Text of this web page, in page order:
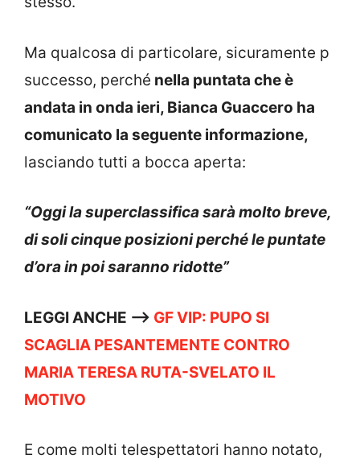
Ma qualcosa di particolare, sicuramente p
successo, perché nella puntata che è
andata in onda ieri, Bianca Guaccero ha
comunicato la seguente informazione,
lasciando tutti a bocca aperta:
“Oggi la superclassifica sarà molto breve,
di soli cinque posizioni perché le puntate
d’ora in poi saranno ridotte”
LEGGI ANCHE —-> GF VIP: PUPO SI
SCAGLIA PESANTEMENTE CONTRO
MARIA TERESA RUTA-SVELATO IL
MOTIVO
E come molti telespettatori hanno notato,